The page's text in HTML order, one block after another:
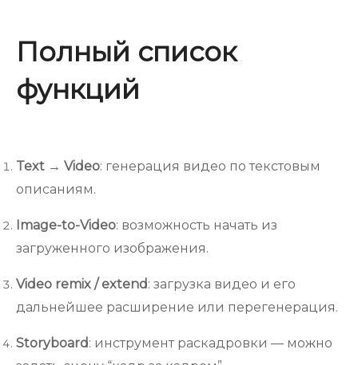
Полный список
функций
Text → Video: генерация видео по текстовым
описаниям.
Image-to-Video: возможность начать из
загруженного изображения.
Video remix / extend: загрузка видео и его
дальнейшее расширение или перегенерация.
Storyboard: инструмент раскадровки — можно